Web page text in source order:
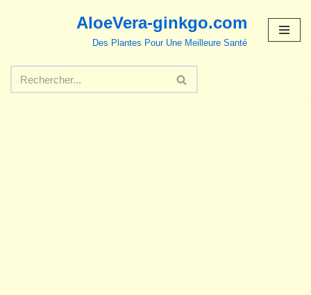
contenu
AloeVera-ginkgo.com
Des Plantes Pour Une Meilleure Santé